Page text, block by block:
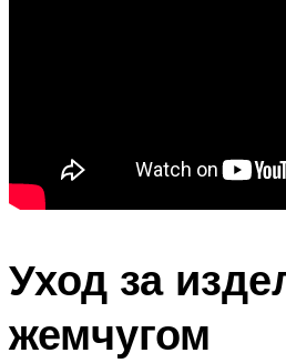
Уход за
жемчугом